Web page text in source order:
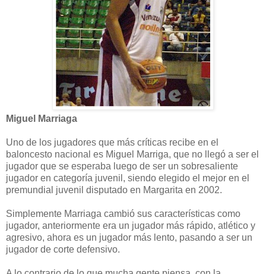
Miguel Marriaga
Uno de los jugadores que más críticas recibe en el
baloncesto nacional es Miguel Marriga, que no llegó a ser el
jugador que se esperaba luego de ser un sobresaliente
jugador en categoría juvenil, siendo elegido el mejor en el
premundial juvenil disputado en Margarita en 2002.
Simplemente Marriaga cambió sus características como
jugador, anteriormente era un jugador más rápido, atlético y
agresivo, ahora es un jugador más lento, pasando a ser un
jugador de corte defensivo.